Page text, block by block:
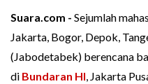
Suara.com - Sejumlah
Jakarta, Bogor, Depok,
(Jabodetabek) berencana
di Bundaran HI, Jakarta